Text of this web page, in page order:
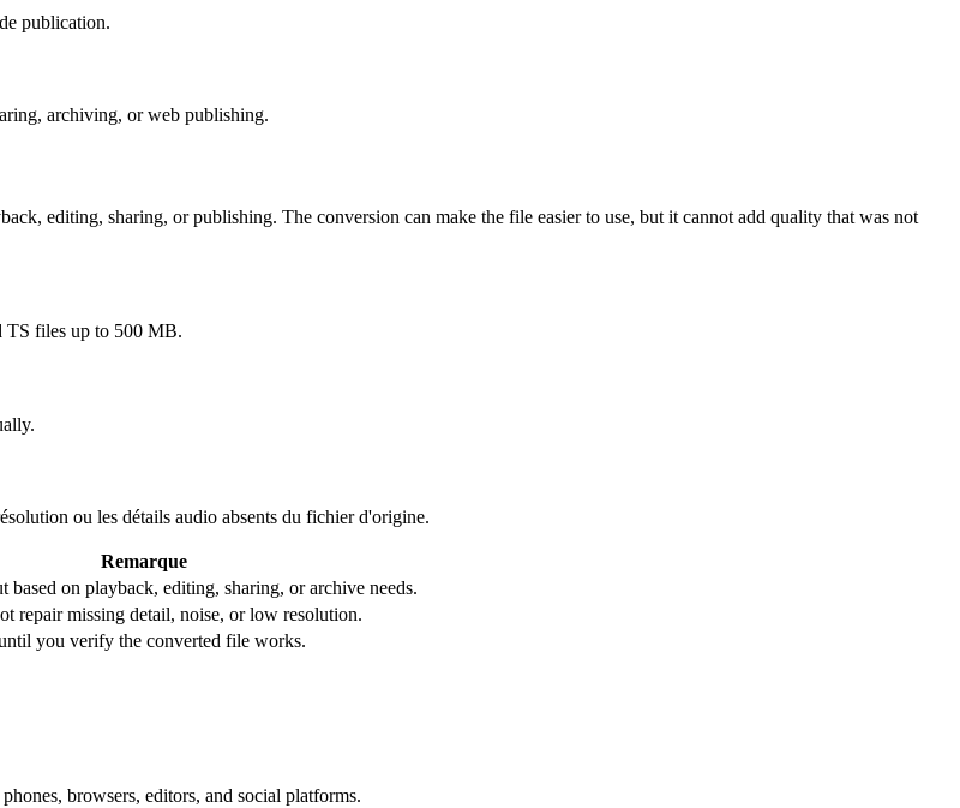
publication.
archiving, or web publishing.
editing, sharing, or publishing. The conversion can make the file easier to use, but it cannot add quality that was not
files up to 500 MB.
ou les détails audio absents du fichier d'origine.
Remarque
based on playback, editing, sharing, or archive needs.
repair missing detail, noise, or low resolution.
you verify the converted file works.
browsers, editors, and social platforms.